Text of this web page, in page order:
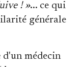
! »... ce qui
générale
médecin